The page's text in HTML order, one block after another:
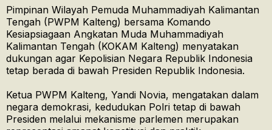
Pimpinan Wilayah Pemuda Muhammadiyah Kalimantan
Tengah (PWPM Kalteng) bersama Komando
Kesiapsiagaan Angkatan Muda Muhammadiyah
Kalimantan Tengah (KOKAM Kalteng) menyatakan
dukungan agar Kepolisian Negara Republik Indonesia
tetap berada di bawah Presiden Republik Indonesia.
Ketua PWPM Kalteng, Yandi Novia, mengatakan dalam
negara demokrasi, kedudukan Polri tetap di bawah
Presiden melalui mekanisme parlemen merupakan